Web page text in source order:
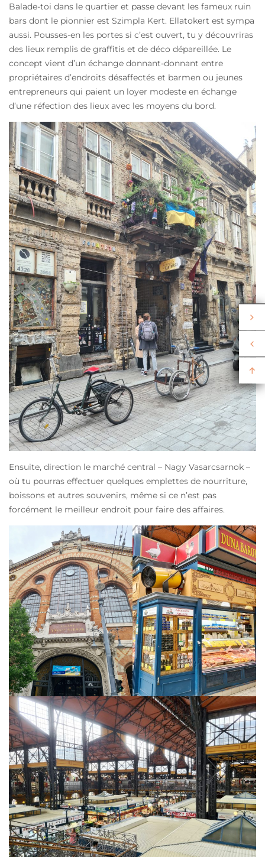
Balade-toi dans le quartier et passe devant les fameux ruin
bars dont le pionnier est Szimpla Kert. Ellatokert est sympa
aussi. Pousses-en les portes si c’est ouvert, tu y découvriras
des lieux remplis de graffitis et de déco dépareillée. Le
concept vient d’un échange donnant-donnant entre
propriétaires d’endroits désaffectés et barmen ou jeunes
entrepreneurs qui paient un loyer modeste en échange
d’une réfection des lieux avec les moyens du bord.
Ensuite, direction le marché central – Nagy Vasarcsarnok –
où tu pourras effectuer quelques emplettes de nourriture,
boissons et autres souvenirs, même si ce n’est pas
forcément le meilleur endroit pour faire des affaires.